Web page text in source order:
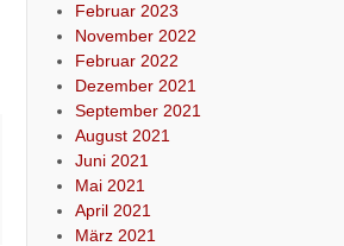
Februar 2023
November 2022
Februar 2022
Dezember 2021
September 2021
August 2021
Juni 2021
Mai 2021
April 2021
März 2021